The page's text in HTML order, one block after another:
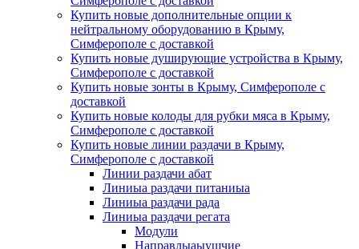
Купить новые дополнительные опции к
нейтральному оборудованию в Крыму,
Симферополе с доставкой
Купить новые душирующие устройства в Крыму,
Симферополе с доставкой
Купить новые зонты в Крыму, Симферополе с
доставкой
Купить новые колоды для рубки мяса в Крыму,
Симферополе с доставкой
Купить новые линии раздачи в Крыму,
Симферополе с доставкой
Линии раздачи абат
Линиыа раздачи питаниыа
Линиыа раздачи рада
Линиыа раздачи регата
Модули
Направлыаыушчие